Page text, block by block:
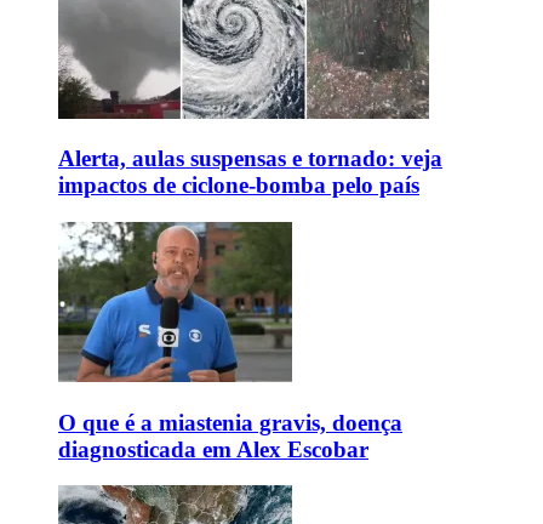
Alerta, aulas suspensas e tornado: veja
impactos de ciclone-bomba pelo país
O que é a miastenia gravis, doença
diagnosticada em Alex Escobar